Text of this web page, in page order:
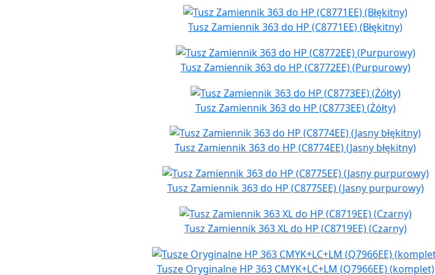
Tusz Zamiennik 363 do HP (C8771EE) (Błękitny)
Tusz Zamiennik 363 do HP (C8772EE) (Purpurowy)
Tusz Zamiennik 363 do HP (C8773EE) (Żółty)
Tusz Zamiennik 363 do HP (C8774EE) (Jasny błękitny)
Tusz Zamiennik 363 do HP (C8775EE) (Jasny purpurowy)
Tusz Zamiennik 363 XL do HP (C8719EE) (Czarny)
Tusze Oryginalne HP 363 CMYK+LC+LM (Q7966EE) (komplet)